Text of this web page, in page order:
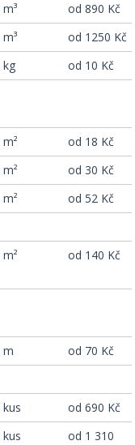
m³
od 890 Kč
m³
od 1250 Kč
kg
od 10 Kč
m²
od 18 Kč
m²
od 30 Kč
m²
od 52 Kč
m² od 140 Kč
m
od 70 Kč
kus
od 690 Kč
kus
od 1 310